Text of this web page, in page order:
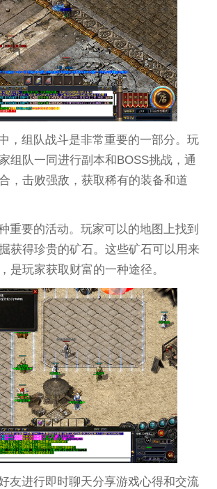
，组队战斗是非常重要的一部分。玩
组队一同进行副本和BOSS挑战，通
，击败强敌，获取稀有的装备和道
重要的活动。玩家可以的地图上找到
获得珍贵的矿石。这些矿石可以用来
是玩家获取财富的一种途径。
友进行即时聊天分享游戏心得和交流